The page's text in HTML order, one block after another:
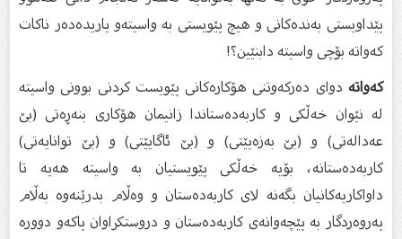
پێداویستی بەندەكانی و هیچ پێویستی بە واسیتەو یاریدەدەر ناكات
كەواتە بۆچی واسیتە دابنێین؟!
كەواتەدوای دەركەوتنی هۆكارەكانی پێویست كردنی بوونی واسیتە
لە نێوان خەڵكی و كاربەدەستاندا زانیمان هۆكاری بنەڕەتی (بێ‌
عەدالەتی) و (بێ‌ بەزەیێتی) و (بێ‌ ئاگایێتی) و (بێ‌ توانایەتی)
كاربەدەستانە، بۆیە خەڵكی پێویستیان بە واسیتە هەیە تا
داواكاریەكانیان بگەنە لای كاربەدەستان و وەڵام بدرێنەوە بەڵام
پەروەردگار بە پێچەوانەی كاربەدەستان و دروستكراوان پاكەو دوورە